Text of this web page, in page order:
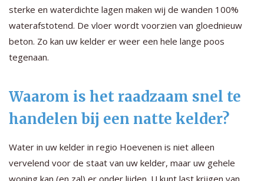
sterke en waterdichte lagen maken wij de wanden 100%
waterafstotend. De vloer wordt voorzien van gloednieuw
beton. Zo kan uw kelder er weer een hele lange poos
tegenaan.
Waarom is het raadzaam snel te
handelen bij een natte kelder?
Water in uw kelder in regio Hoevenen is niet alleen
vervelend voor de staat van uw kelder, maar uw gehele
woning kan (en zal) er onder lijden. U kunt last krijgen van